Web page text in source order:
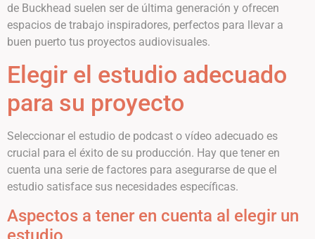
de Buckhead suelen ser de última generación y ofrecen
espacios de trabajo inspiradores, perfectos para llevar a
buen puerto tus proyectos audiovisuales.
Elegir el estudio adecuado
para su proyecto
Seleccionar el estudio de podcast o vídeo adecuado es
crucial para el éxito de su producción. Hay que tener en
cuenta una serie de factores para asegurarse de que el
estudio satisface sus necesidades específicas.
Aspectos a tener en cuenta al elegir un